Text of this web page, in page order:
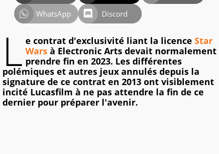
WhatsApp
Discord
L e contrat d'exclusivité liant la licence Star
Wars à Electronic Arts devait normalement
prendre fin en 2023. Les différentes
polémiques et autres jeux annulés depuis la
signature de ce contrat en 2013 ont visiblement
incité Lucasfilm à ne pas attendre la fin de ce
dernier pour préparer l'avenir.